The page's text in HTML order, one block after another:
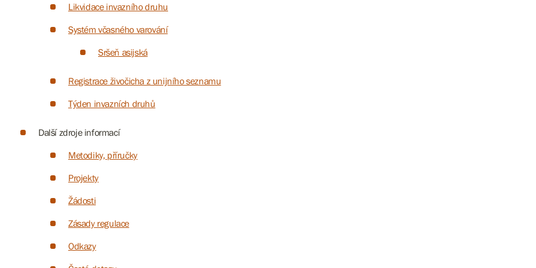
Likvidace invazního druhu
Systém včasného varování
Sršeň asijská
Registrace živočicha z unijního seznamu
Týden invazních druhů
Další zdroje informací
Metodiky, příručky
Projekty
Žádosti
Zásady regulace
Odkazy